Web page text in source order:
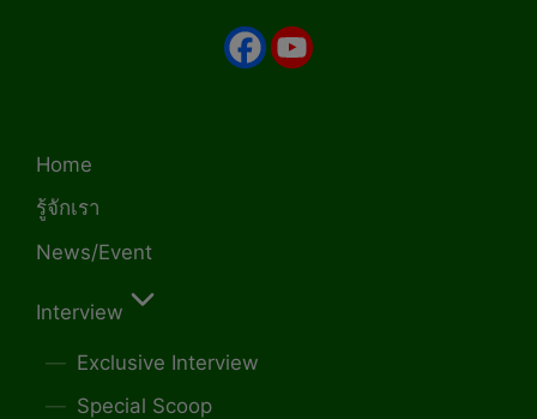
Home
รู้จักเรา
News/Event
Interview
Exclusive Interview
Special Scoop